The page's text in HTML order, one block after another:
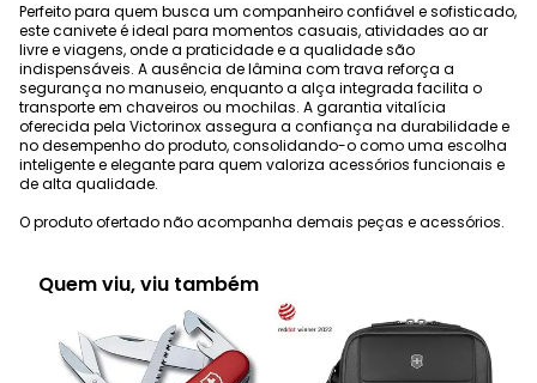
Perfeito para quem busca um companheiro confiável e sofisticado,
este canivete é ideal para momentos casuais, atividades ao ar
livre e viagens, onde a praticidade e a qualidade são
indispensáveis. A ausência de lâmina com trava reforça a
segurança no manuseio, enquanto a alça integrada facilita o
transporte em chaveiros ou mochilas. A garantia vitalícia
oferecida pela Victorinox assegura a confiança na durabilidade e
no desempenho do produto, consolidando-o como uma escolha
inteligente e elegante para quem valoriza acessórios funcionais e
de alta qualidade.
O produto ofertado não acompanha demais peças e acessórios.
Quem viu, viu também